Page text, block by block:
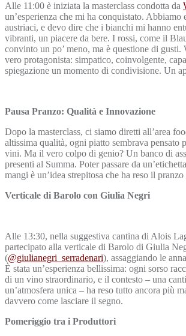
Alle 11:00 è iniziata la masterclass condotta da
un’esperienza che mi ha conquistato. Abbiamo
austriaci, e devo dire che i bianchi mi hanno
vibranti, un piacere da bere. I rossi, come il
convinto un po’ meno, ma è questione di
vero protagonista: simpatico, coinvolgente,
spiegazione un momento di condivisione. Un
Pausa Pranzo: Qualità e Innovazione
Dopo la masterclass, ci siamo diretti all’area
altissima qualità, ogni piatto sembrava pensato
vini. Ma il vero colpo di genio? Un banco di
presenti al Summa. Poter passare da
mangi è un’idea strepitosa che ha reso il
Verticale di Barolo con Giulia Negri
Alle 13:30, nella suggestiva cantina di Alois
partecipato alla verticale di Barolo di Giulia
(@giulianegri_serradenari), assaggiando le
È stata un’esperienza bellissima: ogni sorso
di un vino straordinario, e il contesto – una
un’atmosfera unica – ha reso tutto ancora più
davvero come lasciare il segno.
Pomeriggio tra i Produttori